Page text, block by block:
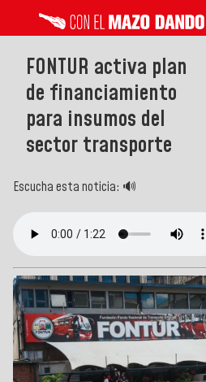
FONTUR activa plan
de financiamiento
para insumos del
sector transporte
Escucha esta noticia: 🔊